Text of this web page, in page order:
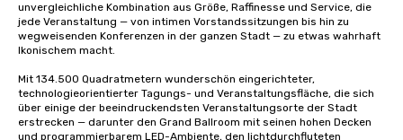
unvergleichliche Kombination aus Größe, Raffinesse und Service, die
jede Veranstaltung — von intimen Vorstandssitzungen bis hin zu
wegweisenden Konferenzen in der ganzen Stadt — zu etwas wahrhaft
Ikonischem macht.
Mit 134.500 Quadratmetern wunderschön eingerichteter,
technologieorientierter Tagungs- und Veranstaltungsfläche, die sich
über einige der beeindruckendsten Veranstaltungsorte der Stadt
erstrecken — darunter den Grand Ballroom mit seinen hohen Decken
und programmierbarem LED-Ambiente, den lichtdurchfluteten